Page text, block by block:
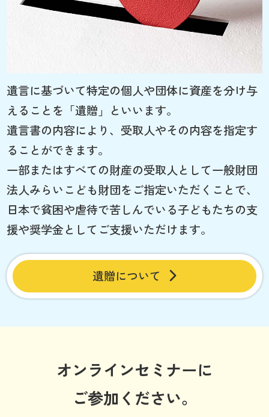
遺言に基づいて特定の個人や団体に資産を分け与
えることを「遺贈」といいます。
遺言書の内容により、受取人やその内容を指定す
ることができます。
一部またはすべての財産の受取人として一般財団
法人みらいこども財団をご指定いただくことで、
日本で貧困や虐待で苦しんでいる子どもたちの支
援や奨学金としてご支援いただけます。
遺贈について
オンラインセミナーに
ご参加ください。